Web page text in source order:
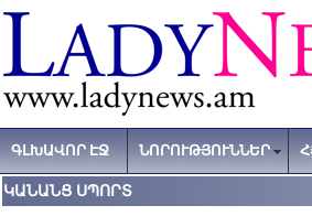
ԳԼԽԱՎՈՐ ԷՋ ՆՈՐՈՒԹՅՈՒՆՆԵՐ
ԿԱՆԱՆՑ ՍՊՈՐՏ